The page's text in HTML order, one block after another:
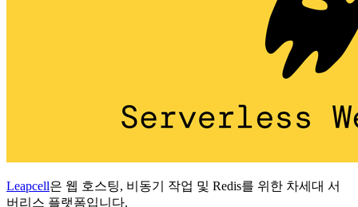
Leapcell은 웹 호스팅, 비동기 작업 및 Redis를 위한 차세대 서
버리스 플랫폼입니다.